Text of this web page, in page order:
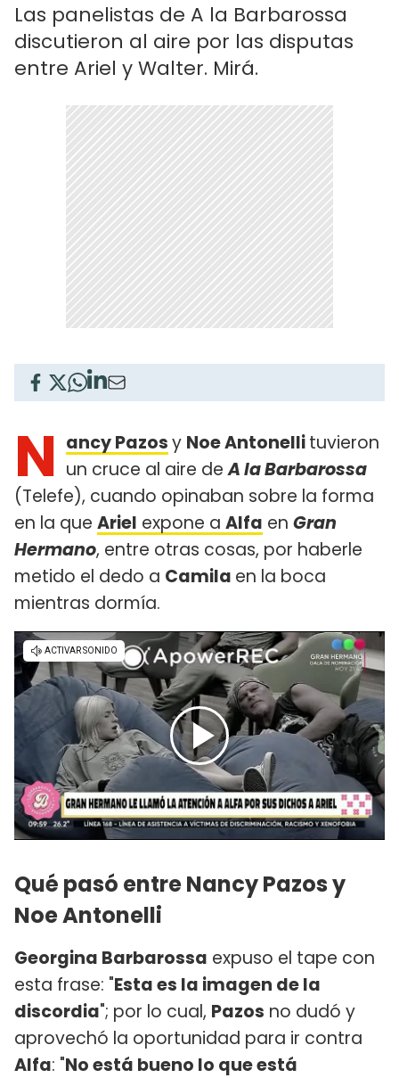
Las panelistas de A la Barbarossa
discutieron al aire por las disputas
entre Ariel y Walter. Mirá.
N ancy Pazosy Noe Antonellituvieron
un cruce al aire deA la Barbarossa
(Telefe), cuando opinaban sobre la forma
en la que Ariel expone a Alfa en Gran
Hermano, entre otras cosas, por haberle
metido el dedo a Camila en la boca
mientras dormía.
Qué pasó entre Nancy Pazos y
Noe Antonelli
Georgina Barbarossa expuso el tape con
esta frase: "Esta es la imagen de la
discordia"; por lo cual, Pazos no dudó y
aprovechó la oportunidad para ir contra
Alfa: "No está bueno lo que está